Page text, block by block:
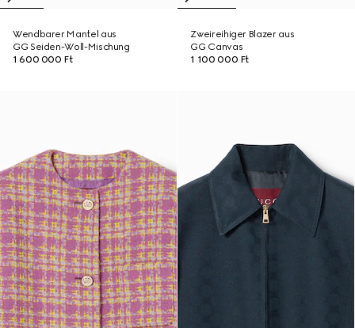
Wendbarer Mantel aus
GG Seiden-Woll-Mischung
1 600 000 Ft
Zweireihiger Blazer aus
GG Canvas
1 100 000 Ft